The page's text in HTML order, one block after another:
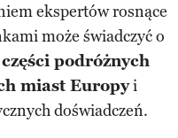
ekspertów rosnące
może świadczyć o
podróżnych
miast Europyi
doświadczeń.